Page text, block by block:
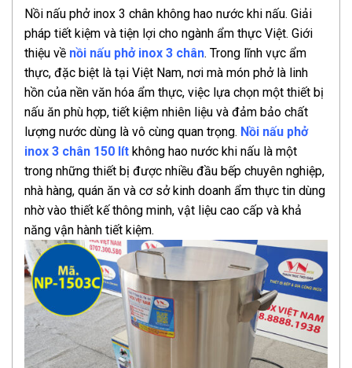
Nồi nấu phở inox 3 chân không hao nước khi nấu. Giải
pháp tiết kiệm và tiện lợi cho ngành ẩm thực Việt. Giới
thiệu về nồi nấu phở inox 3 chân. Trong lĩnh vực ẩm
thực, đặc biệt là tại Việt Nam, nơi mà món phở là linh
hồn của nền văn hóa ẩm thực, việc lựa chọn một thiết bị
nấu ăn phù hợp, tiết kiệm nhiên liệu và đảm bảo chất
lượng nước dùng là vô cùng quan trọng. Nồi nấu phở
inox 3 chân 150 lít không hao nước khi nấu là một
trong những thiết bị được nhiều đầu bếp chuyên nghiệp,
nhà hàng, quán ăn và cơ sở kinh doanh ẩm thực tin dùng
nhờ vào thiết kế thông minh, vật liệu cao cấp và khả
năng vận hành tiết kiệm.